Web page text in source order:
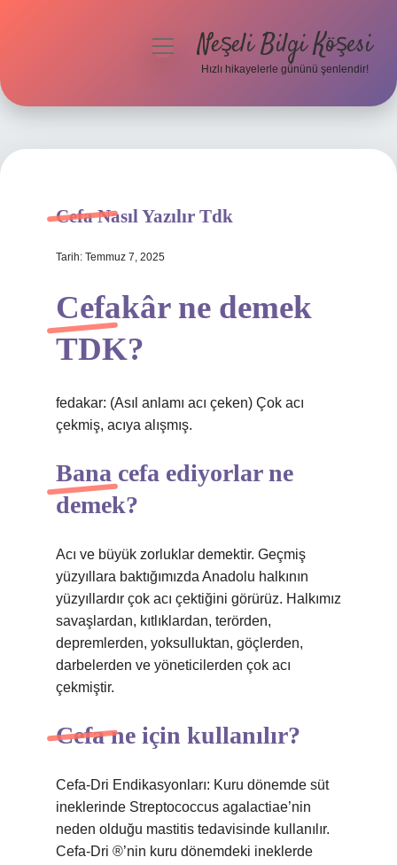
Hakkımızda
menüyüNeşeli Bilgi Köşesi
Hızlı hikayelerle gününü şenlendir!
Cefa Nasıl Yazılır Tdk
Tarih: Temmuz 7, 2025
Cefakâr ne demek
TDK?
fedakar: (Asıl anlamı acı çeken) Çok acı
çekmiş, acıya alışmış.
Bana cefa ediyorlar ne
demek?
Acı ve büyük zorluklar demektir. Geçmiş
yüzyıllara baktığımızda Anadolu halkının
yüzyıllardır çok acı çektiğini görürüz. Halkımız
savaşlardan, kıtlıklardan, terörden,
depremlerden, yoksulluktan, göçlerden,
darbelerden ve yöneticilerden çok acı
çekmiştir.
Cefa ne için kullanılır?
Cefa-Dri Endikasyonları: Kuru dönemde süt
ineklerinde Streptococcus agalactiae’nin
neden olduğu mastitis tedavisinde kullanılır.
Cefa-Dri ®’nin kuru dönemdeki ineklerde